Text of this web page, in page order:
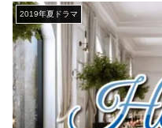
2019年夏ドラマ